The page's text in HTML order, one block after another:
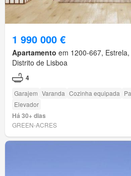
1 990 000 €
Apartamento em 1200-667,
Distrito de Lisboa
4
Garajem Varanda Cozinha equipada
Elevador
Há 30+ dias
GREEN-ACRES